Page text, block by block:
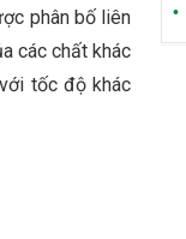
phân bố liên
các chất khác
tốc độ khác